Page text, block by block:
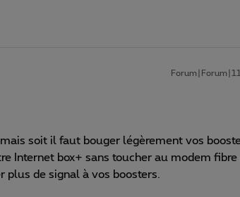
soit il faut bouger légèrement vos
Internet box+ sans toucher au modem fibre
plus de signal à vos boosters.